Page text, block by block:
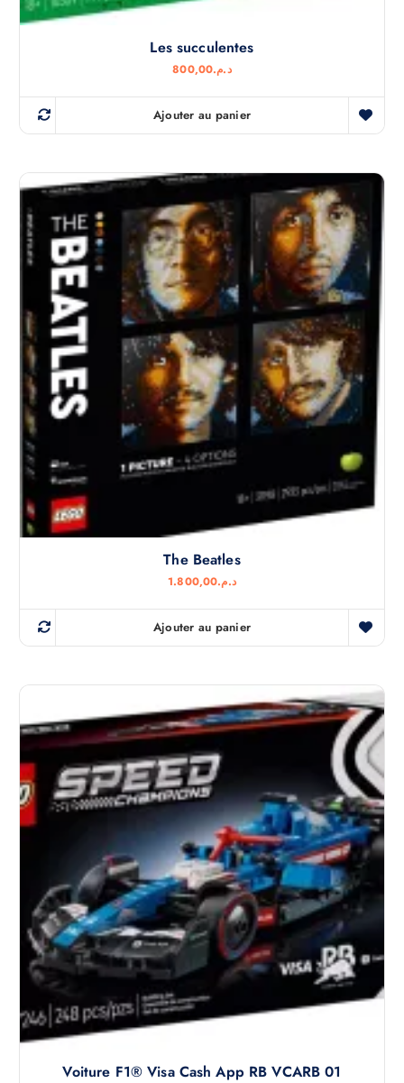
Les succulentes
د.م.800,00
Ajouter au panier
The Beatles
د.م.1.800,00
Ajouter au panier
Voiture F1® Visa Cash App RB VCARB 01